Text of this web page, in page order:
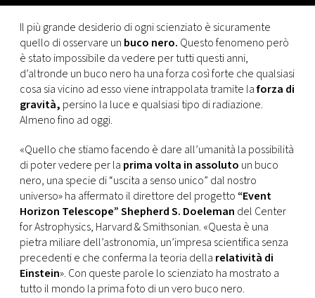
MONACO
RMC
CONSIGLIA
Il più grande desiderio di ogni scienziato è sicuramente
quello di osservare un buco nero. Questo fenomeno però
è stato impossibile da vedere per tutti questi anni,
d’altronde un buco nero ha una forza così forte che qualsiasi
cosa sia vicino ad esso viene intrappolata tramite laforza di
gravità, persino la luce e qualsiasi tipo di radiazione.
Almeno fino ad oggi.
«Quello che stiamo facendo è dare all’umanità la possibilità
di poter vedere per la prima volta in assoluto un buco
nero, una specie di “uscita a senso unico” dal nostro
universo» ha affermato il direttore del progetto “Event
Horizon Telescope” ShepherdS. Doeleman del Center
for Astrophysics, Harvard & Smithsonian. «Questa è una
pietra miliare dell’astronomia, un’impresa scientifica senza
precedenti e che conferma la teoria della relatività di
Einstein». Con queste parole lo scienziato ha mostrato a
tutto il mondo la prima foto di un vero buco nero.